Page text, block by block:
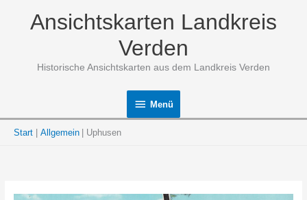
Ansichtskarten Landkreis
Verden
Historische Ansichtskarten aus dem Landkreis Verden
Menü
Menü
Start Allgemein Uphusen